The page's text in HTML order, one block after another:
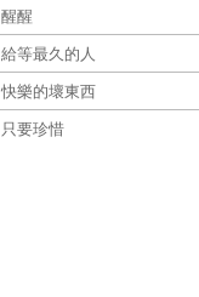
醒醒
給等最久的人
快樂的壞東西
只要珍惜